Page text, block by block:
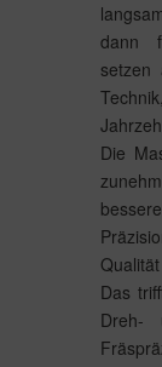
dann
setzen
Die
Das
Dreh-